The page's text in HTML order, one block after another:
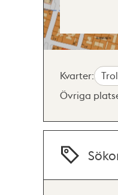
Kvarter:
Övriga